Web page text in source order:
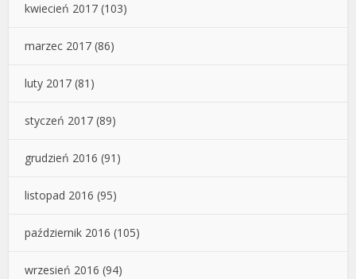
kwiecień 2017 (103)
marzec 2017 (86)
luty 2017 (81)
styczeń 2017 (89)
grudzień 2016 (91)
listopad 2016 (95)
październik 2016 (105)
wrzesień 2016 (94)